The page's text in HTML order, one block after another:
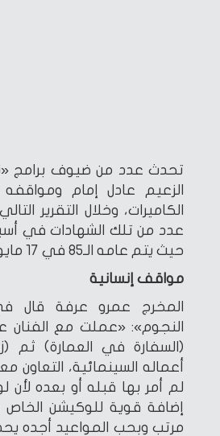
تحدث عدد من ضيوف برامج
الزعيم عادل إمام
الكاميرات، وخلال التقرير
عدد من تلك الشهادات في
حيث يتم عامه الـ85 في 17 مايو.
مواقف إنسانية
المخرج عمرو عرفة قال في
النجوم»: «عملت مع الفنان
(السفارة في العمارة) ثم
أعماله السينمائية، التعاون
لم أمر بها قبله أو بعده لأن
إضافة قوية للوكيشن الخاص
مرتب وبحب المواعيد أجده